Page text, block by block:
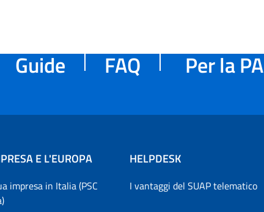
Guide FAQ Per la PA
E L'EUROPA
impresa in Italia (PSC
HELPDESK
I vantaggi del SUAP telematico